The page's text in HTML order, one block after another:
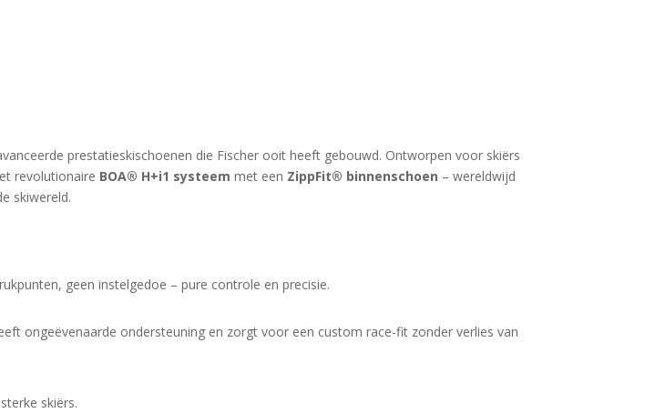
prestatieskischoenen die Fischer ooit heeft gebouwd. Ontworpen voor skiërs
revolutionaire BOA® H+i1 systeem met een ZippFit® binnenschoen – wereldwijd
skiwereld.
geen instelgedoe – pure controle en precisie.
ongeëvenaarde ondersteuning en zorgt voor een custom race-fit zonder verlies van
skiërs.